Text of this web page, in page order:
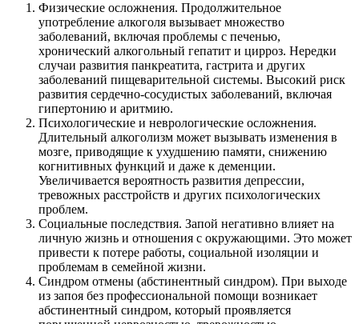
Физические осложнения. Продолжительное
употребление алкоголя вызывает множество
заболеваний, включая проблемы с печенью,
хронический алкогольный гепатит и цирроз. Нередки
случаи развития панкреатита, гастрита и других
заболеваний пищеварительной системы. Высокий риск
развития сердечно-сосудистых заболеваний, включая
гипертонию и аритмию.
Психологические и неврологические осложнения.
Длительный алкоголизм может вызывать изменения в
мозге, приводящие к ухудшению памяти, снижению
когнитивных функций и даже к деменции.
Увеличивается вероятность развития депрессии,
тревожных расстройств и других психологических
проблем.
Социальные последствия. Запой негативно влияет на
личную жизнь и отношения с окружающими. Это может
привести к потере работы, социальной изоляции и
проблемам в семейной жизни.
Синдром отмены (абстинентный синдром). При выходе
из запоя без профессиональной помощи возникает
абстинентный синдром, который проявляется